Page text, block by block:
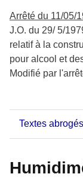
Arrêté du 11/05/
J.O. du 29/ 5/
relatif à la
pour alcool et
Modifié par
Textes